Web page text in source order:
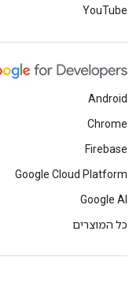
YouTube
Android
Chrome
Firebase
Google Cloud Platform
Google AI
כל המוצרים